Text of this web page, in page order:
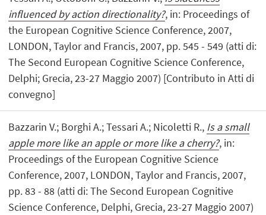
influenced by action directionality?, in: Proceedings of
the European Cognitive Science Conference, 2007,
LONDON, Taylor and Francis, 2007, pp. 545 - 549 (atti di:
The Second European Cognitive Science Conference,
Delphi; Grecia, 23-27 Maggio 2007) [Contributo in Atti di
convegno]
Bazzarin V.; Borghi A.; Tessari A.; Nicoletti R., Is a small
apple more like an apple or more like a cherry?, in:
Proceedings of the European Cognitive Science
Conference, 2007, LONDON, Taylor and Francis, 2007,
pp. 83 - 88 (atti di: The Second European Cognitive
Science Conference, Delphi, Grecia, 23-27 Maggio 2007)